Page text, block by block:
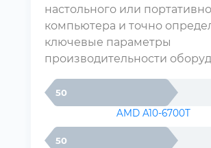
настольного или
компьютера и точно
ключевые параметры
производительности
50
AMD A10-6700T
50